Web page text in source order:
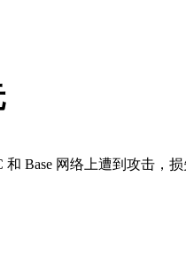
Base 网络上遭到攻击，损